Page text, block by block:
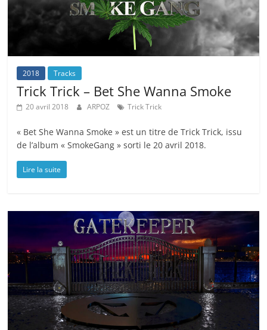
2018 Tracks
Trick Trick – Bet She Wanna Smoke
20 avril 2018 ARPOZ Trick Trick
« Bet She Wanna Smoke » est un titre de Trick Trick, issu
de l’album « SmokeGang » sorti le 20 avril 2018.
Lire la suite